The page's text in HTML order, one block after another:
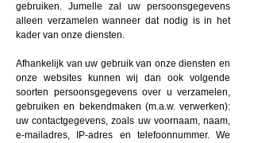
gebruiken. Jumelle zal uw persoonsgegevens
alleen verzamelen wanneer dat nodig is in het
kader van onze diensten.
Afhankelijk van uw gebruik van onze diensten en
onze websites kunnen wij dan ook volgende
soorten persoonsgegevens over u verzamelen,
gebruiken en bekendmaken (m.a.w. verwerken):
uw contactgegevens, zoals uw voornaam, naam,
e-mailadres, IP-adres en telefoonnummer. We